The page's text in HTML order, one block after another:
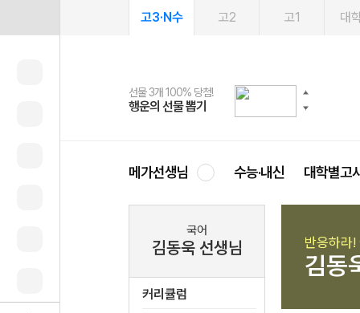
고3·N수 고2 고1 대
선물 3개 100% 당첨!
행운의 선물 뽑기
선물 100% 증정!
메가스터디 X 올리브
2027 러셀 단과
강사 공개선발
스마트러닝앱
설문 EVENT
메가패스
3일 무료 체험권
메가패스 수강생 무료혜택!
메가클럽 멤버십
사회공헌 캠페인
희망이룸 메가나눔
메가선생님 수능·내신 대학별고
국어
김동욱 선생님
커리큘럼
반응하라
김동